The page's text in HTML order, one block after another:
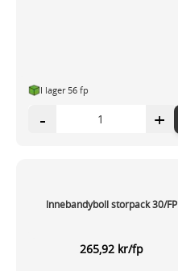
I lager 56 fp
- +
Innebandyboll storpack 30/FP
265,92 kr/fp